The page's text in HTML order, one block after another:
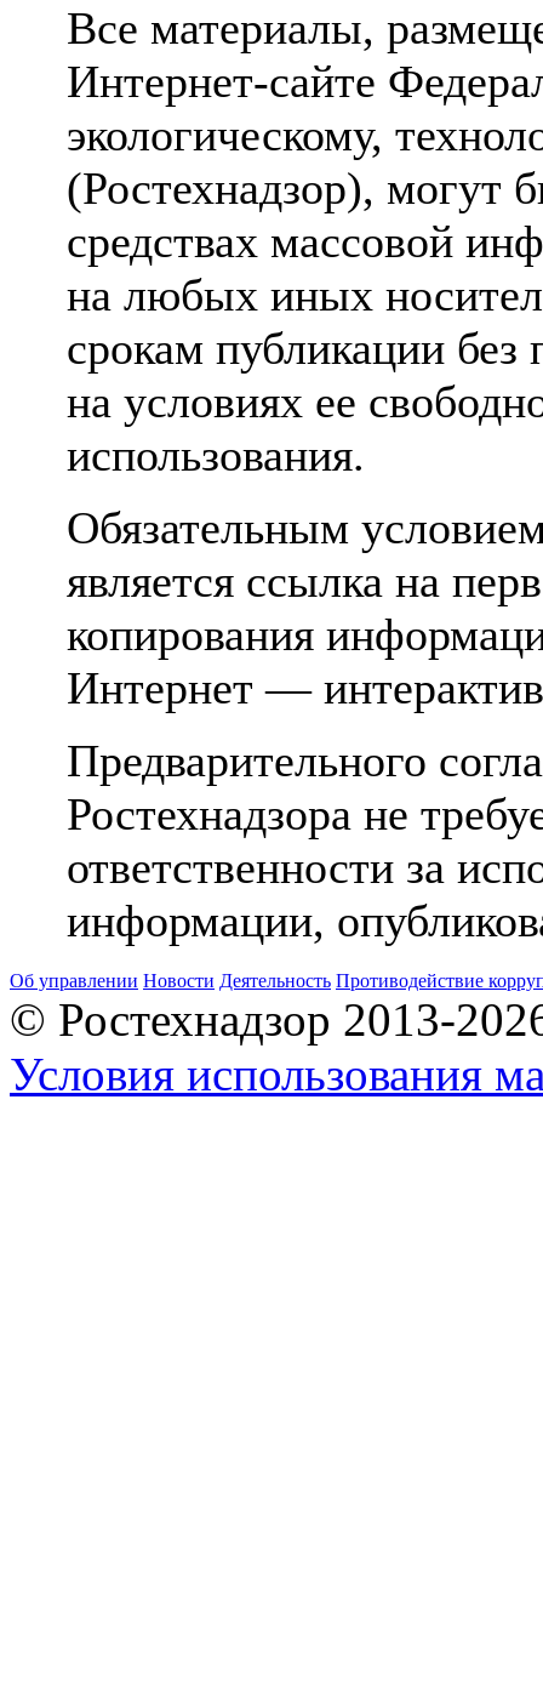
Все материалы,
Интернет-сайте
экологическому,
(Ростехнадзор), могут
средствах массовой
на любых иных
срокам публикации без
на условиях ее
использования.
Обязательным
является ссылка на
копирования
Интернет —
Предварительного
Ростехнадзора не
ответственности за
информации,
Об управлении Новости Деятельность Противодействие
© Ростехнадзор 2013-
Условия использования